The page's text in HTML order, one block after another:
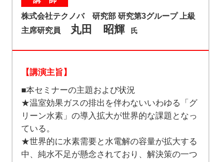
株式会社テクノバ 研究部 研究第3グループ 上級
主席研究員
丸田 昭輝 氏
【講演主旨】
■本セミナーの主題および状況
★温室効果ガスの排出を伴わないいわゆる「グ
リーン水素」の導入拡大が世界的な課題となっ
ている。
★世界的に水素需要と水電解の容量が拡大する
中、純水不足が懸念されており、解決策の一つ